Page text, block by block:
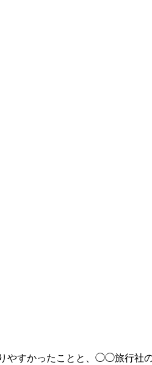
すかったことと、◯◯旅行社